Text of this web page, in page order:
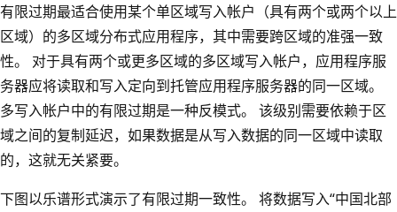
有限过期最适合使用某个单区域写入帐户（具有两个或两个以上
区域）的多区域分布式应用程序，其中需要跨区域的准强一致
性。 对于具有两个或更多区域的多区域写入帐户，应用程序服
务器应将读取和写入定向到托管应用程序服务器的同一区域。
多写入帐户中的有限过期是一种反模式。 该级别需要依赖于区
域之间的复制延迟，如果数据是从写入数据的同一区域中读取
的，这就无关紧要。
下图以乐谱形式演示了有限过期一致性。 将数据写入“中国北部